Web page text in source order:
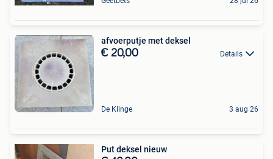
afvoerputje met deksel
€ 20,00 Details
De Klinge 3 aug 26
Put deksel nieuw